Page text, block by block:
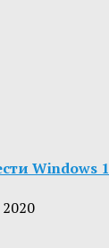
Windows